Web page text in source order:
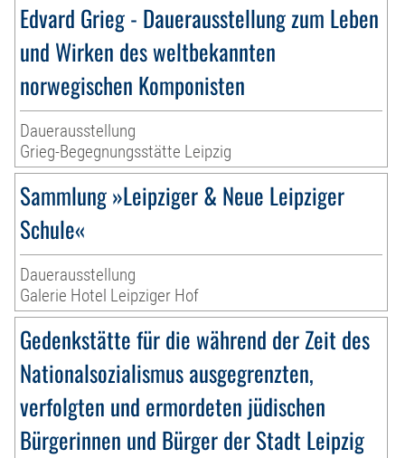
Edvard Grieg - Dauerausstellung zum Leben
und Wirken des weltbekannten
norwegischen Komponisten
Dauerausstellung
Grieg-Begegnungsstätte Leipzig
Sammlung »Leipziger & Neue Leipziger
Schule«
Dauerausstellung
Galerie Hotel Leipziger Hof
Gedenkstätte für die während der Zeit des
Nationalsozialismus ausgegrenzten,
verfolgten und ermordeten jüdischen
Bürgerinnen und Bürger der Stadt Leipzig